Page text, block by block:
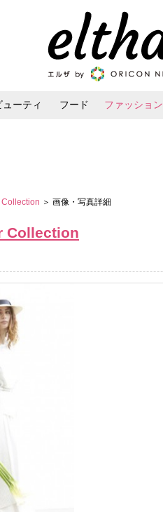
ューティ フード ファッション
＞ 画像・写真詳細
Collection